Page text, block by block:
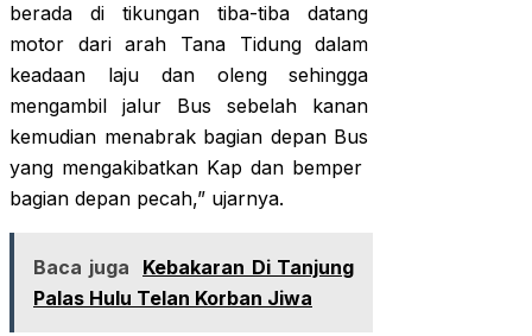
berada di tikungan tiba-tiba datang
motor dari arah Tana Tidung dalam
keadaan laju dan oleng sehingga
mengambil jalur Bus sebelah kanan
kemudian menabrak bagian depan Bus
yang mengakibatkan Kap dan bemper
bagian depan pecah,” ujarnya.
Baca juga
Kebakaran Di Tanjung
Palas Hulu Telan Korban Jiwa